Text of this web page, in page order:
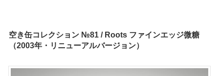
空き缶コレクション №81 / Roots ファインエッジ微糖
（2003年・リニューアルバージョン）